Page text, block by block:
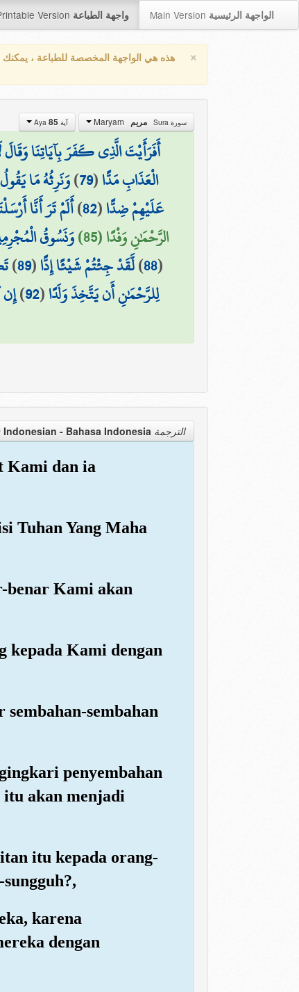
Version واجهة الطباعة Main Version الواجهة الرئيسية
× هذه هي الواجهة المخصصة للطباعة ، يمكنك
سورة Sura مريم آية Aya 85
أَفَرَأَيْتَ الَّذِي كَفَرَ بِآيَاتِنَا وَقَالَ
الْعَذَابِ مَدًّا(
79
)وَنَرِثُهُ مَا
عَلَيْهِمْ ضِدًّا(
82
)أَلَمْ تَرَ أَنَّا
الرَّحْمَٰنِ وَفْدًا (85)
وَنَسُوقُ
(
88
)لَّقَدْ جِئْتُمْ شَيْئًا إِدًّا(
89
)
لِلرَّحْمَٰنِ أَن يَتَّخِذَ وَلَدًا(
92
)
الترجمة Translation Indonesian - Bahasa Indonesia
Kami dan ia
Tuhan Yang Maha
benar Kami akan
kepada Kami dengan
sembahan
penyembahan
itu akan menjadi
itu kepada orang-
karena
dengan